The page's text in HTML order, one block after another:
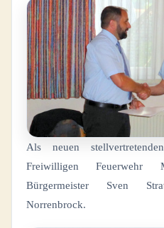
Als neuen
Freiwilligen Feuerwehr
Bürgermeister Sven
Norrenbrock.